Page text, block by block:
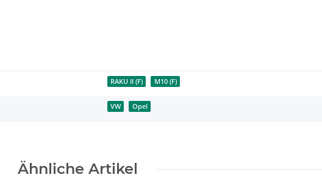
RAKU II (F) M10 (F)
VW Opel
Ähnliche Artikel